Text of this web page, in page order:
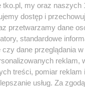
Pokaż więcej
tko.pl, my oraz naszych
dostęp i
przetwarzamy dane
standardowe
dane przeglądania
reklam,
treści, pomiar reklam
usług. Za